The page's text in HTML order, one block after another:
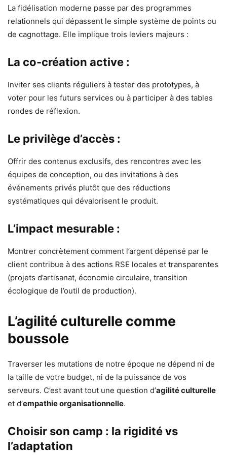
La fidélisation moderne passe par des programmes
relationnels qui dépassent le simple système de points ou
de cagnottage. Elle implique trois leviers majeurs :
La co-création active :
Inviter ses clients réguliers à tester des prototypes, à
voter pour les futurs services ou à participer à des tables
rondes de réflexion.
Le privilège d’accès :
Offrir des contenus exclusifs, des rencontres avec les
équipes de conception, ou des invitations à des
événements privés plutôt que des réductions
systématiques qui dévalorisent le produit.
L’impact mesurable :
Montrer concrètement comment l’argent dépensé par le
client contribue à des actions RSE locales et transparentes
(projets d’artisanat, économie circulaire, transition
écologique de l’outil de production).
L’agilité culturelle comme
boussole
Traverser les mutations de notre époque ne dépend ni de
la taille de votre budget, ni de la puissance de vos
serveurs. C’est avant tout une question d’agilité culturelle
et d’empathie organisationnelle.
Choisir son camp : la rigidité vs
l’adaptation